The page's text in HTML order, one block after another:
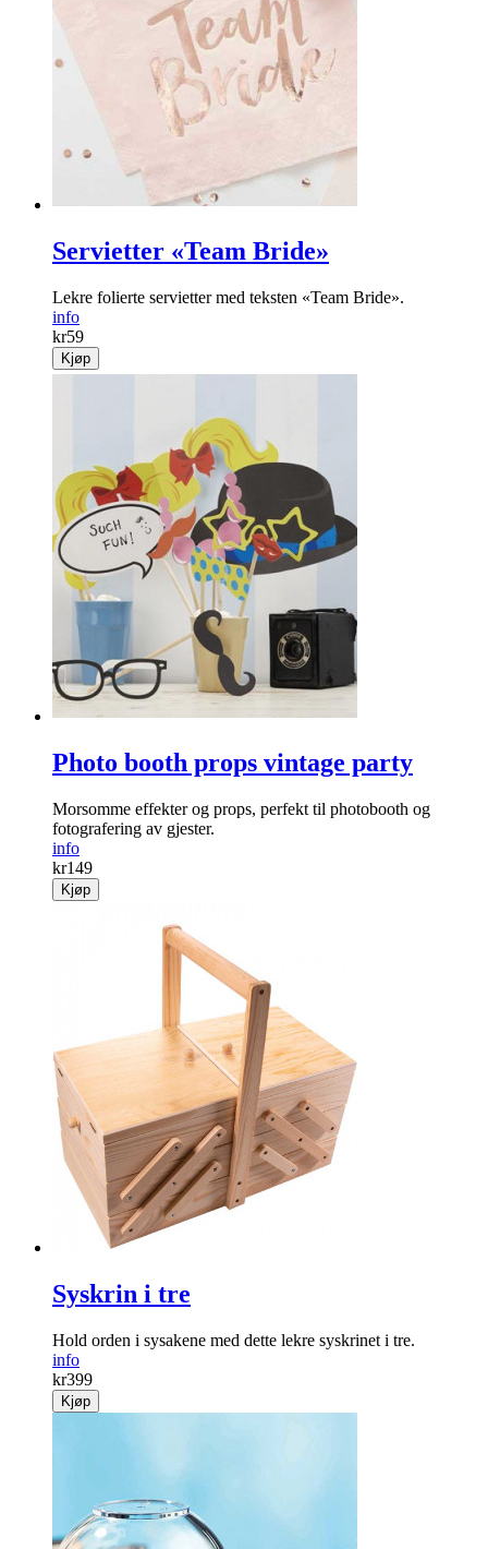
Servietter «Team Bride»
Lekre folierte servietter med teksten «Team Bride».
info
kr59
Kjøp
Photo booth props vintage party
Morsomme effekter og props, perfekt til photobooth og
fotografering av gjester.
info
kr149
Kjøp
Syskrin i tre
Hold orden i sysakene med dette lekre syskrinet i tre.
info
kr399
Kjøp